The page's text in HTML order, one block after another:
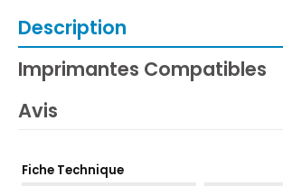
Description
Imprimantes Compatibles
Avis
Fiche Technique